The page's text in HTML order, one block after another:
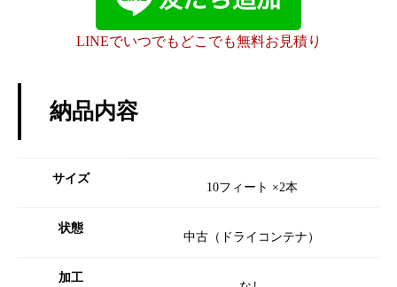
LINEでいつでもどこでも無料お見積り
納品内容
サイズ
10フィート ×2本
状態
中古（ドライコンテナ）
加工